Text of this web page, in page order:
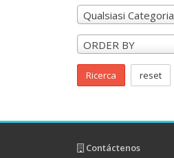
Qualsiasi Categoria
ORDER BY
Ricerca reset
Contáctenos